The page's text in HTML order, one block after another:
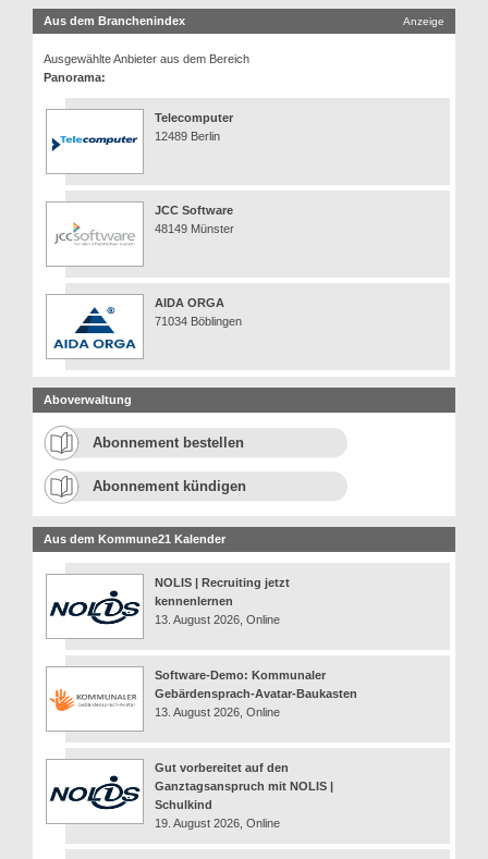
Aus dem Branchenindex Anzeige
Ausgewählte Anbieter aus dem Bereich
Panorama:
Telecomputer
12489 Berlin
JCC Software
48149 Münster
AIDA ORGA
71034 Böblingen
Aboverwaltung
Abonnement bestellen
Abonnement kündigen
Aus dem Kommune21 Kalender
NOLIS | Recruiting jetzt
kennenlernen
13. August 2026, Online
Software-Demo: Kommunaler
Gebärdensprach-Avatar-Baukasten
13. August 2026, Online
Gut vorbereitet auf den
Ganztagsanspruch mit NOLIS |
Schulkind
19. August 2026, Online